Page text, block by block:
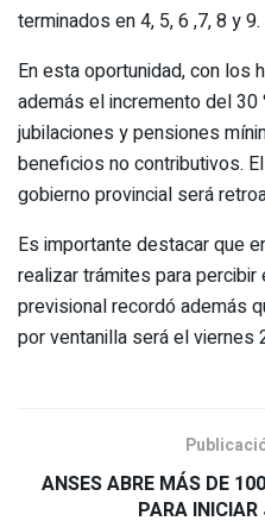
terminados en 4, 5, 6 ,7, 8 y 9.
En esta oportunidad, con los
además el incremento del
jubilaciones y pensiones
beneficios no contributivos.
gobierno provincial será
Es importante destacar que
realizar trámites para
previsional recordó además
por ventanilla será el viernes
ANSES ABRE MÁS DE
PARA